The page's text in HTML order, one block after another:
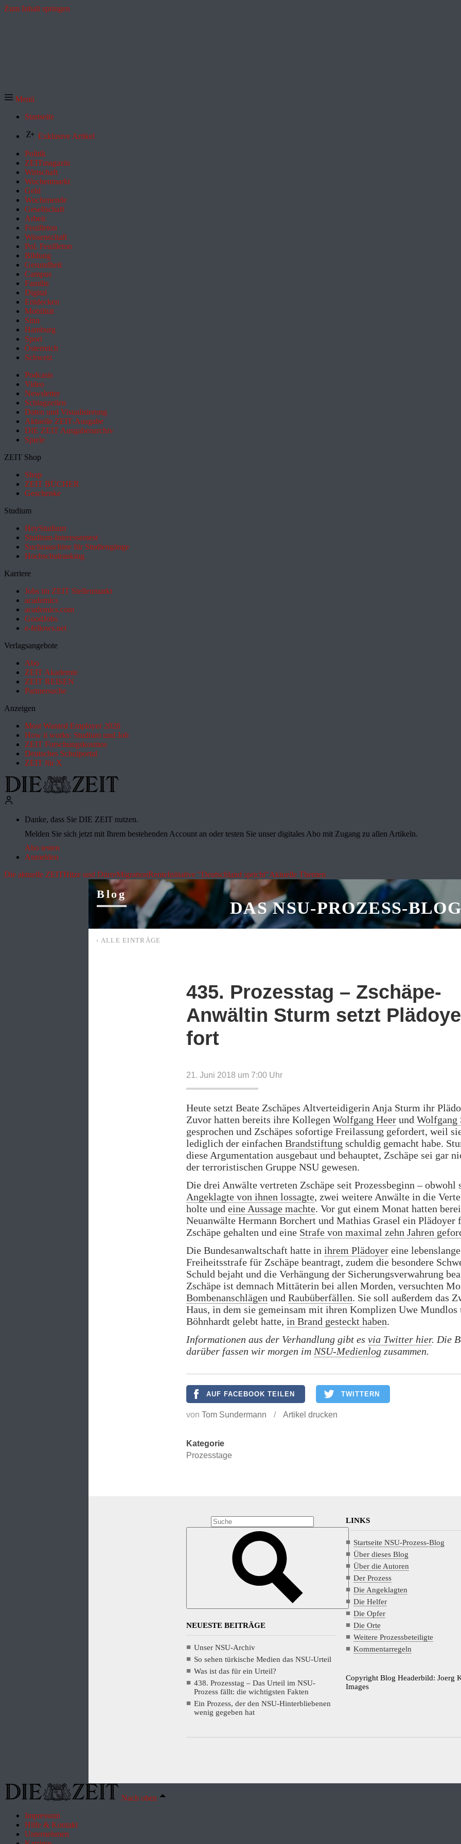
Zum Inhalt springen
Menü
Startseite
Exklusive Artikel
Politik
ZEITmagazin
Wirtschaft
Wochenmarkt
Geld
Wochenende
Gesellschaft
Arbeit
Feuilleton
Wissenschaft
Pol. Feuilleton
Bildung
Gesundheit
Campus
Familie
Digital
Entdecken
Mobilität
Sinn
Hamburg
Sport
Österreich
Schweiz
Podcasts
Video
Newsletter
Schlagzeilen
Daten und Visualisierung
Aktuelle ZEIT-Ausgabe
DIE ZEIT Ausgabenarchiv
Spiele
ZEIT Shop
Shop
ZEIT BÜCHER
Geschenke
Studium
HeyStudium
Studium-Interessentest
Suchmaschine für Studiengänge
Hochschulranking
Karriere
Jobs im ZEIT Stellenmarkt
academics
academics.com
GoodJobs
e-fellows.net
Verlagsangebote
Abo
ZEIT Akademie
ZEIT REISEN
Partnersuche
Anzeigen
Most Wanted Employer 2026
How it works: Studium und Job
ZEIT Forschungskosmos
Deutsches Schulportal
ZEIT für X
Danke, dass Sie DIE ZEIT nutzen.
Melden Sie sich jetzt mit Ihrem bestehenden Account an oder testen Sie unser digitales Abo mit Zugang zu allen Artikeln.
Abo testen
Anmelden
Die aktuelle ZEITHitze und DürreMigrationRenteInitiative "Deutschland spricht"Aktuelle Themen
Blog
DAS NSU-PROZESS-
‹ ALLE EINTRÄGE
435. Prozesstag – Zschäpe-
Anwältin Sturm setzt
fort
21. Juni 2018 um 7:00 Uhr
Heute setzt Beate Zschäpes Altverteidigerin Anja Sturm ihr
Zuvor hatten bereits ihre Kollegen Wolfgang Heer und Wolfgang
gesprochen und Zschäpes sofortige Freilassung gefordert, weil
lediglich der einfachen Brandstiftung schuldig gemacht habe.
diese Argumentation ausgebaut und behauptet, Zschäpe sei gar
der terroristischen Gruppe NSU gewesen.
Die drei Anwälte vertreten Zschäpe seit Prozessbeginn – obwohl
Angeklagte von ihnen lossagte, zwei weitere Anwälte in die
holte und eine Aussage machte. Vor gut einem Monat hatten
Neuanwälte Hermann Borchert und Mathias Grasel ein Plädoyer
Zschäpe gehalten und eine Strafe von maximal zehn Jahren
Die Bundesanwaltschaft hatte in ihrem Plädoyer eine lebenslange
Freiheitsstrafe für Zschäpe beantragt, zudem die besondere
Schuld bejaht und die Verhängung der Sicherungsverwahrung
Zschäpe ist demnach Mittäterin bei allen Morden, versuchten
Bombenanschlägen und Raubüberfällen. Sie soll außerdem das
Haus, in dem sie gemeinsam mit ihren Komplizen Uwe Mundlos
Böhnhardt gelebt hatte, in Brand gesteckt haben.
Informationen aus der Verhandlung gibt es via Twitter hier. Die
darüber fassen wir morgen im NSU-Medienlog zusammen.
AUF FACEBOOK TEILEN TWITTERN
von Tom Sundermann / Artikel drucken
Kategorie
Prozesstage
LINKS
Startseite NSU-Prozess-Blog
Über dieses Blog
Über die Autoren
Der Prozess
Die Angeklagten
Die Helfer
Die Opfer
Die Orte
Weitere Prozessbeteiligte
Kommentarregeln
NEUESTE BEITRÄGE
Unser NSU-Archiv
So sehen türkische Medien das NSU-Urteil
Was ist das für ein Urteil?
438. Prozesstag – Das Urteil im NSU-
Prozess fällt: die wichtigsten Fakten
Ein Prozess, der den NSU-Hinterbliebenen
wenig gegeben hat
Copyright Blog Headerbild: Joerg
Images
Nach oben
Impressum
Hilfe & Kontakt
Unternehmen